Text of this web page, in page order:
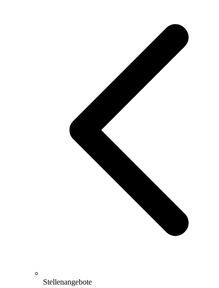
Stellenangebote